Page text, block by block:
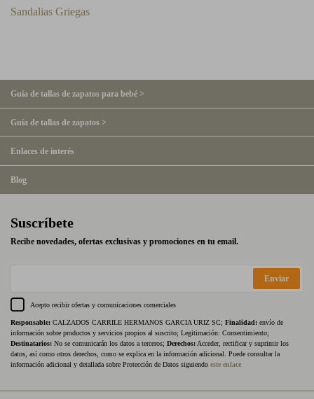
Sandalias Griegas
Guía de tallas de zapatos para bebé >
Guía de tallas de zapatos >
Enlaces de interés
Blog
Suscríbete
Recibe novedades, ofertas exclusivas y promociones en tu email.
Enviar
Acepto recibir ofertas y comunicaciones comerciales
Responsable: CALZADOS CARRILE HERMANOS GARCIA URIZ SC; Finalidad: envío de
información sobre productos y servicios propios al suscrito; Legitimación: Consentimiento;
Destinatarios: No se comunicarán los datos a terceros; Derechos: Acceder, rectificar y suprimir los
datos, así como otros derechos, como se explica en la información adicional. Puede consultar la
información adicional y detallada sobre Protección de Datos siguiendo este enlace